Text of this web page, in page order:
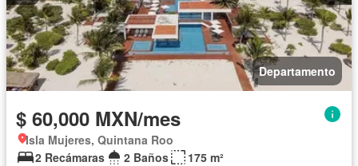
Departamento
$ 60,000 MXN/mes
Isla Mujeres, Quintana Roo
2 Recámaras
2 Baños
175 m²